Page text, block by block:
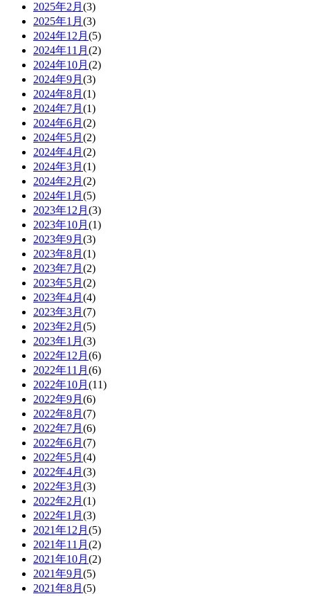
2025年2月 (3)
2025年1月 (3)
2024年12月 (5)
2024年11月 (2)
2024年10月 (2)
2024年9月 (3)
2024年8月 (1)
2024年7月 (1)
2024年6月 (2)
2024年5月 (2)
2024年4月 (2)
2024年3月 (1)
2024年2月 (2)
2024年1月 (5)
2023年12月 (3)
2023年10月 (1)
2023年9月 (3)
2023年8月 (1)
2023年7月 (2)
2023年5月 (2)
2023年4月 (4)
2023年3月 (7)
2023年2月 (5)
2023年1月 (3)
2022年12月 (6)
2022年11月 (6)
2022年10月 (11)
2022年9月 (6)
2022年8月 (7)
2022年7月 (6)
2022年6月 (7)
2022年5月 (4)
2022年4月 (3)
2022年3月 (3)
2022年2月 (1)
2022年1月 (3)
2021年12月 (5)
2021年11月 (2)
2021年10月 (2)
2021年9月 (5)
2021年8月 (5)